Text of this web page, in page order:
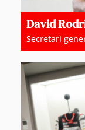
David
Secretari